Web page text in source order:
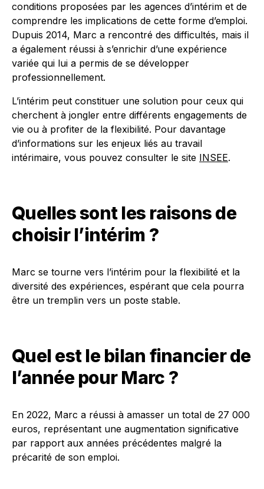
conditions proposées par les agences d’intérim et de
comprendre les implications de cette forme d’emploi.
Dupuis 2014, Marc a rencontré des difficultés, mais il
a également réussi à s’enrichir d’une expérience
variée qui lui a permis de se développer
professionnellement.
L’intérim peut constituer une solution pour ceux qui
cherchent à jongler entre différents engagements de
vie ou à profiter de la flexibilité. Pour davantage
d’informations sur les enjeux liés au travail
intérimaire, vous pouvez consulter le site INSEE.
Quelles sont les raisons de
choisir l’intérim ?
Marc se tourne vers l’intérim pour la flexibilité et la
diversité des expériences, espérant que cela pourra
être un tremplin vers un poste stable.
Quel est le bilan financier de
l’année pour Marc ?
En 2022, Marc a réussi à amasser un total de 27 000
euros, représentant une augmentation significative
par rapport aux années précédentes malgré la
précarité de son emploi.